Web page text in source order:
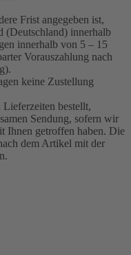
Frist angegeben ist,
(Deutschland) innerhalb
innerhalb von 5 – 15
Vorauszahlung nach
keine Zustellung
bestellt,
Sendung, sofern wir
Ihnen getroffen haben. Die
dem Artikel mit der